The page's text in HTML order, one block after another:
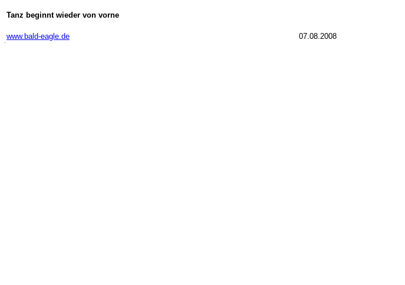
Tanz beginnt wieder von vorne
www.bald-eagle.de 07.08.2008